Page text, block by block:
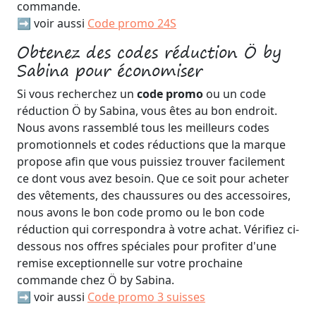
commande.
➡️ voir aussi Code promo 24S
Obtenez des codes réduction Ö by
Sabina pour économiser
Si vous recherchez un code promo ou un code
réduction Ö by Sabina, vous êtes au bon endroit.
Nous avons rassemblé tous les meilleurs codes
promotionnels et codes réductions que la marque
propose afin que vous puissiez trouver facilement
ce dont vous avez besoin. Que ce soit pour acheter
des vêtements, des chaussures ou des accessoires,
nous avons le bon code promo ou le bon code
réduction qui correspondra à votre achat. Vérifiez ci-
dessous nos offres spéciales pour profiter d'une
remise exceptionnelle sur votre prochaine
commande chez Ö by Sabina.
➡️ voir aussi Code promo 3 suisses